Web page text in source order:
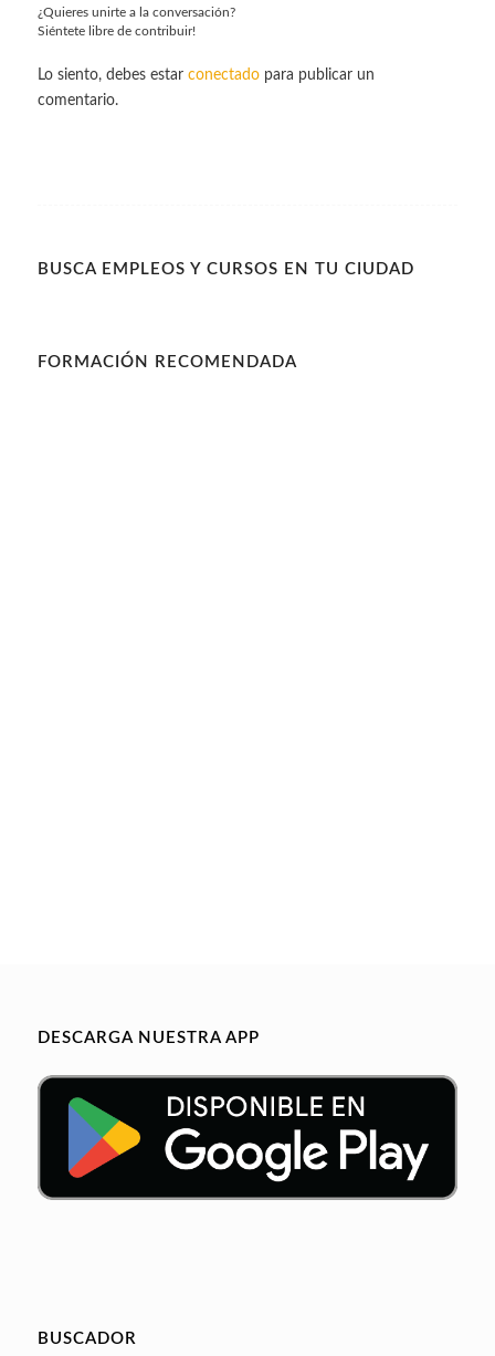
¿Quieres unirte a la conversación?
Siéntete libre de contribuir!
Lo siento, debes estar conectadopara publicar un
comentario.
BUSCA EMPLEOS Y CURSOS EN TU CIUDAD
FORMACIÓN RECOMENDADA
DESCARGA NUESTRA APP
BUSCADOR